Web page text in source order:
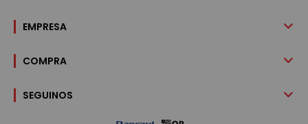
EMPRESA
COMPRA
SEGUINOS